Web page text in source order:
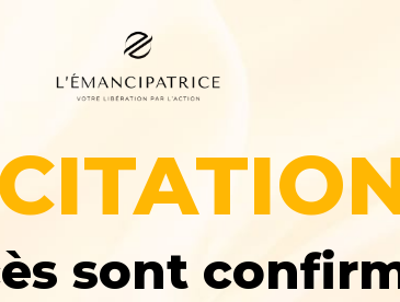
sont